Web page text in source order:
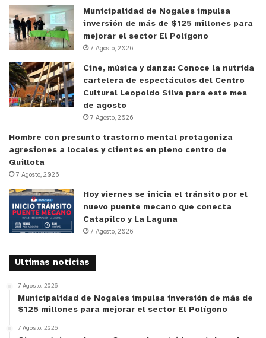
tomarnos de la mano para avanzar en forma
conjunta. También, plantear una red de trabajo
colaborativo y de apoyo entre nosotros, alcaldes
independientes que nos permitan generar políticas
públicas de carácter local, que puedan ser
presentadas a nivel nacional”.
Finalizada las presentaciones, las delegaciones
municipales realizaron un recorrido por algunos de
los proyectos que se ejecutan en Quillota. El
Centro de Promoción de la Salud y la Cultura,
ubicado en Av. Condell #1440, fue el primer lugar
en ser visitado por las autoridades, con la finalidad
de conocer este espacio municipal de salud,
enfocado en las personas y sus inquietudes, capaz
de potenciar sus competencias socioculturales y
elevar sus niveles de bienestar, operando bajo la
premisa de ser complementario a las atenciones
tradicionales de salud.
El Director de Salud de la Municipalidad de
Municipalidad de Nogales impulsa
inversión de más de $125 millones para
mejorar el sector El Polígono
7 Agosto, 2026
Cine, música y danza: Conoce la nutrida
cartelera de espectáculos del Centro
Cultural Leopoldo Silva para este mes
de agosto
7 Agosto, 2026
Hombre con presunto trastorno mental protagoniza
agresiones a locales y clientes en pleno centro de
Quillota
7 Agosto, 2026
Hoy viernes se inicia el tránsito por el
nuevo puente mecano que conecta
Catapilco y La Laguna
7 Agosto, 2026
Ultimas noticias
7 Agosto, 2026
Municipalidad de Nogales impulsa inversión de más de
$125 millones para mejorar el sector El Polígono
7 Agosto, 2026